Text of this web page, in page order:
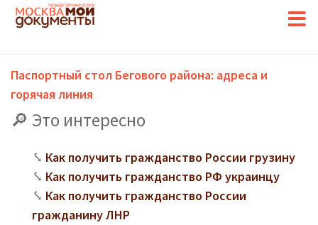
Паспортный стол Бегового района: адреса и
горячая линия
Это интересно
Как получить гражданство России грузину
Как получить гражданство РФ украинцу
Как получить гражданство России
гражданину ЛНР